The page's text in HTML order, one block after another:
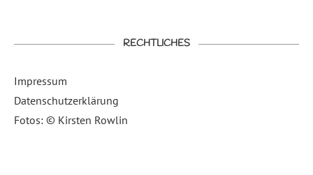
RECHTLICHES
Impressum
Datenschutzerklärung
Fotos: © Kirsten Rowlin